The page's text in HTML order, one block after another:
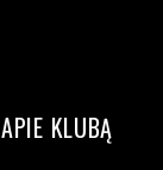
APIE KLUBĄ